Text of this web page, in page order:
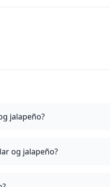
jalapeño?
og jalapeño?